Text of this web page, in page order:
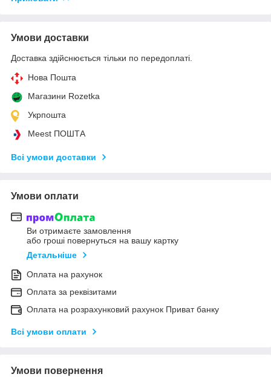
Умови доставки
Доставка здійснюється тільки по передоплаті.
Нова Пошта
Магазини Rozetka
Укрпошта
Meest ПОШТА
Всі умови доставки
Умови оплати
Ви отримаєте замовлення
або гроші повернуться на вашу картку
Детальніше
Оплата на рахунок
Оплата за реквізитами
Оплата на розрахунковий рахунок Приват банку
Всі умови оплати
Умови повернення